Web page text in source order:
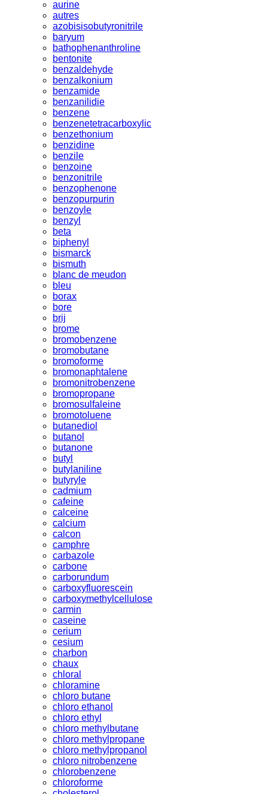
aurine
autres
azobisisobutyronitrile
baryum
bathophenanthroline
bentonite
benzaldehyde
benzalkonium
benzamide
benzanilidie
benzene
benzenetetracarboxylic
benzethonium
benzidine
benzile
benzoine
benzonitrile
benzophenone
benzopurpurin
benzoyle
benzyl
beta
biphenyl
bismarck
bismuth
blanc de meudon
bleu
borax
bore
brij
brome
bromobenzene
bromobutane
bromoforme
bromonaphtalene
bromonitrobenzene
bromopropane
bromosulfaleine
bromotoluene
butanediol
butanol
butanone
butyl
butylaniline
butyryle
cadmium
cafeine
calceine
calcium
calcon
camphre
carbazole
carbone
carborundum
carboxyfluorescein
carboxymethylcellulose
carmin
caseine
cerium
cesium
charbon
chaux
chloral
chloramine
chloro butane
chloro ethanol
chloro ethyl
chloro methylbutane
chloro methylpropane
chloro methylpropanol
chloro nitrobenzene
chlorobenzene
chloroforme